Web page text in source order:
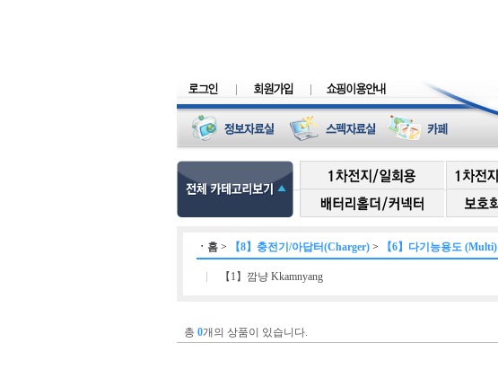
ㆍ 홈 > 【8】충전기/아답터(Charger) > 【6】다기능용도 (Multi)
【1】깜냥 Kkamnyang
총 0개의 상품이 있습니다.